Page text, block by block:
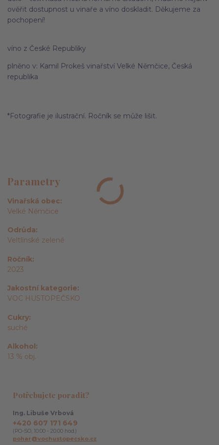
ověřit dostupnost u vinaře a víno doskladit. Děkujeme za
pochopení!
víno z České Republiky
plněno v: Kamil Prokeš vinařství Velké Němčice, Česká
republika
*Fotografie je ilustrační. Ročník se může lišit.
Parametry
Vinařská obec
Velké Němčice
Odrůda
Veltlínské zelené
Ročník
2023
Jakostní kategorie
VOC HUSTOPEČSKO
Cukry
suché
Alkohol
13 % obj.
Potřebujete poradit?
Ing. Libuše Vrbová
+420 607 171 649
(PO-SO, 10:00 - 20:00 hod.)
pohar@vochustopecsko.cz